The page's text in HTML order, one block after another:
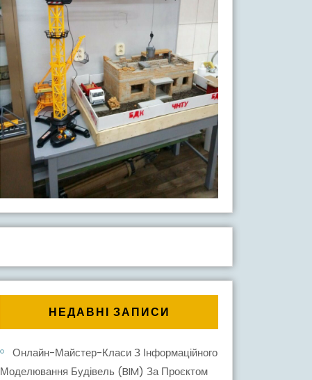
НЕДАВНІ ЗАПИСИ
Онлайн-Майстер-Класи З Інформаційного
Моделювання Будівель (BIM) За Проєктом